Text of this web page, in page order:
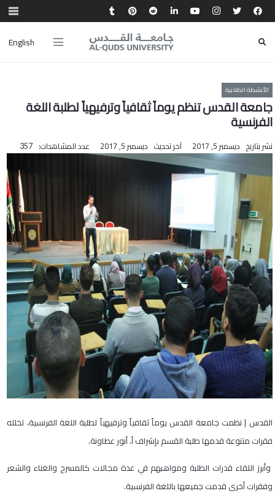
English
الأنشطة الطلابية
جامعة القدس تنظم يوماً ثقافياً وترفيهياً لطلبة اللغة
الفرنسية
نشر بتاريخ ديسمبر 5, 2017 آخر تحديث ديسمبر 5, 2017 عدد المشاهدات: 357
القدس | نظمت جامعة القدس يوماً ثقافياً وترفيهياً لطلبة اللغة الفرنسية، تخلله
فقرات متنوعة قدمها طلبة القسم بإشراف أ. أنور عطاونة.
وأبرز اللقاء قدرات الطلبة ومواهبهم في عدة مجالات كالمسرح والغناء والشعر
وفقرات أخرى قدمت جميعها باللغة الفرنسية.